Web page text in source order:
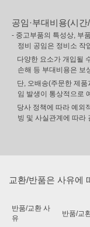
공임·부대비용(시
- 중고부품의 특성상, 부
정비 공임은 정비소 작
다양한 요소가 개입될
손해 등 부대비용은 보
단, 오배송(주문한 제품
임 발생이 통상적으로
당사 정책에 따라 예외
빙 및 사실관계에 따라
교환/반품은 사유에
반품/교환 사
유
반품/교